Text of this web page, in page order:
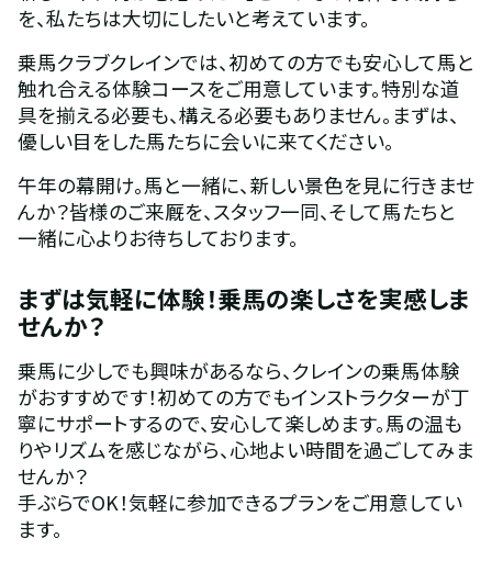
を、私たちは大切にしたいと考えています。
乗馬クラブクレインでは、初めての方でも安心して馬と
触れ合える体験コースをご用意しています。特別な道
具を揃える必要も、構える必要もありません。まずは、
優しい目をした馬たちに会いに来てください。
午年の幕開け。馬と一緒に、新しい景色を見に行きませ
んか？皆様のご来厩を、スタッフ一同、そして馬たちと
一緒に心よりお待ちしております。
まずは気軽に体験！乗馬の楽しさを実感しま
せんか？
乗馬に少しでも興味があるなら、クレインの乗馬体験
がおすすめです！初めての方でもインストラクターが丁
寧にサポートするので、安心して楽しめます。馬の温も
りやリズムを感じながら、心地よい時間を過ごしてみま
せんか？
手ぶらでOK！気軽に参加できるプランをご用意してい
ます。